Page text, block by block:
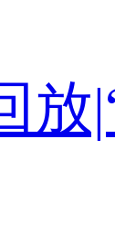
放